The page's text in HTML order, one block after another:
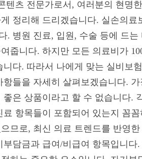
텐츠 전문가로서, 여러분의 현명
정리해 드리겠습니다. 실손의
. 병원 진료, 입원, 수술 등에 드
줍니다. 하지만 모든 의료비가
다. 따라서 나에게 맞는 실비보
항들을 자세히 살펴보겠습니다.
좋은 상품이라고 할 수 없습니다.
료 항목들이 포함되어 있는지 꼼
므로, 최신 의료 트렌드를 반영
부담금과 급여/비급여 항목입니